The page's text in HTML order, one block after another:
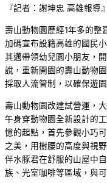
『記者：謝坤忠 高雄報導』
壽山動物園歷經1年多的整
加碼宣布設籍高雄的國民
其邁帶領幼兒園小朋友，
說，重新開園的壽山動物
採取人流管制，以確保遊
壽山動物園改建試營運，
午身穿動物園全新設計的
憶的起點，首先參觀小巧
之美，用樹腰的高度與視
伴水豚君在舒服的山屋中
族、光室咖啡等區域，與